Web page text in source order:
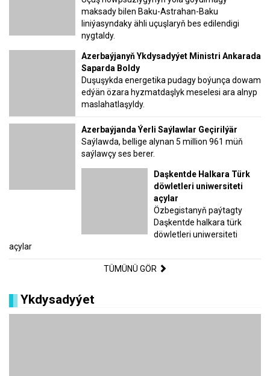
maksady bilen Baku-Astrahan-Baku
liniýasyndaky ähli uçuşlaryň bes edilendigi
nygtaldy.
Azerbaýjanyň Ykdysadyýet Ministri Ankarada
Saparda Boldy
Duşuşykda energetika pudagy boýunça dowam
edýän özara hyzmatdaşlyk meselesi ara alnyp
maslahatlaşyldy.
Azerbaýjanda Ýerli Saýlawlar Geçirilýär
Saýlawda, bellige alynan 5 million 961 müň
saýlawçy ses berer.
Daşkentde Halkara Türk
döwletleri uniwersiteti
açylar
Özbegistanyň paýtagty
Daşkentde halkara türk
döwletleri uniwersiteti
açylar
TÜMÜNÜ GÖR
Ykdysadyýet